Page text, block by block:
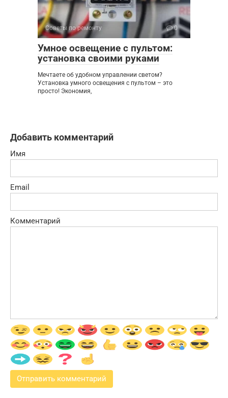
Советы по ремонту 0
Умное освещение с пультом:
установка своими руками
Мечтаете об удобном управлении светом?
Установка умного освещения с пультом – это
просто! Экономия,
Добавить комментарий
Имя
Email
Комментарий